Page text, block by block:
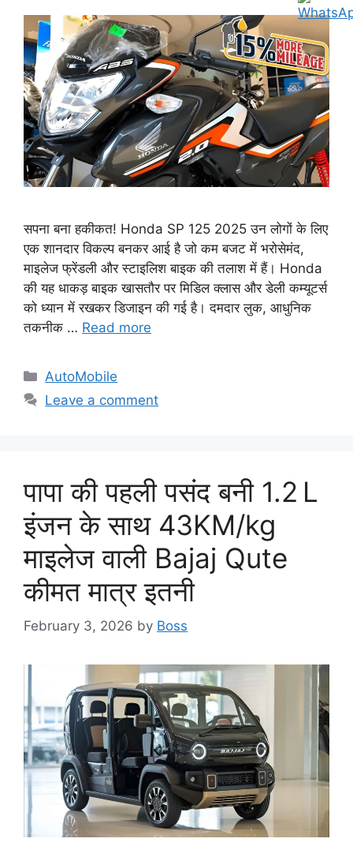
सपना बना हकीकत! Honda SP 125 2025 उन लोगों के लिए
एक शानदार विकल्प बनकर आई है जो कम बजट में भरोसेमंद,
माइलेज फ्रेंडली और स्टाइलिश बाइक की तलाश में हैं। Honda
की यह धाकड़ बाइक खासतौर पर मिडिल क्लास और डेली कम्यूटर्स
को ध्यान में रखकर डिजाइन की गई है। दमदार लुक, आधुनिक
तकनीक … Read more
Categories
AutoMobile
Leave a comment
पापा की पहली पसंद बनी 1.2 L
इंजन के साथ 43KM/kg
माइलेज वाली Bajaj Qute
कीमत मात्र इतनी
February 3, 2026 by Boss